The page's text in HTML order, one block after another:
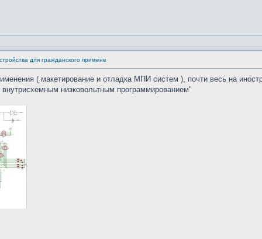
для гражданского примене
( макетирование и отладка МПИ систем ), почти весь на
низковольтным программированием"